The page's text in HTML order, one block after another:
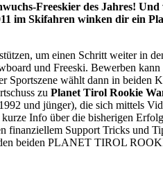
Freeskier des Jahres! Und
im Skifahren winken dir ein
um einen Schritt weiter in
und Freeski. Bewerben
Sportszene wählt dann in beiden
zu Planet Tirol Rookie
und jünger), die sich mittels
Info über die bisherigen
finanziellem Support Tricks und
beiden PLANET TIROL